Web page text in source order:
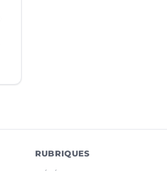
RUBRIQUES